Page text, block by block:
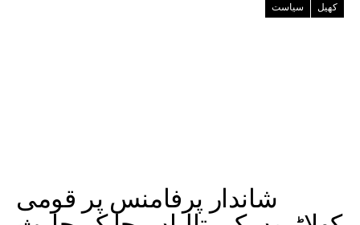
سیاست کھیل
شاندار پرفامنس پر قومی